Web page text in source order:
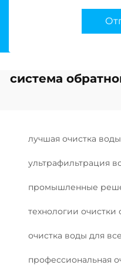
система
лучшая очистка воды
ультрафильтрация
промышленные
технологии очистки
очистка воды для
профессиональная